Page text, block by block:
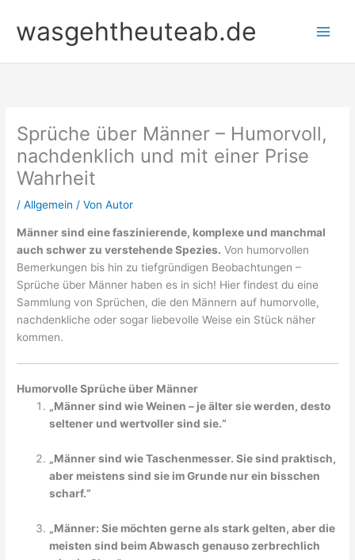
Inhalt
springen
wasgehtheuteab.de
Sprüche über Männer – Humorvoll,
nachdenklich und mit einer Prise
Wahrheit
/Allgemein / VonAutor
Männer sind eine faszinierende, komplexe und manchmal
auch schwer zu verstehende Spezies. Von humorvollen
Bemerkungen bis hin zu tiefgründigen Beobachtungen –
Sprüche über Männer haben es in sich! Hier findest du eine
Sammlung von Sprüchen, die den Männern auf humorvolle,
nachdenkliche oder sogar liebevolle Weise ein Stück näher
kommen.
Humorvolle Sprüche über Männer
„Männer sind wie Weinen – je älter sie werden, desto
seltener und wertvoller sind sie.“
„Männer sind wie Taschenmesser. Sie sind praktisch,
aber meistens sind sie im Grunde nur ein bisschen
scharf.“
„Männer: Sie möchten gerne als stark gelten, aber die
meisten sind beim Abwasch genauso zerbrechlich